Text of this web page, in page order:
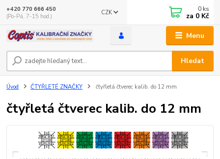
Menu
CZK
Hledat
+420 770 666 450
(Po-Pá, 7-15 hod.)
0 ks
za 0 Kč
Úvod ČTYŘLETÉ ZNAČKY čtyřletá čtverec kalib. do 12 mm
čtyřletá čtverec kalib. do 12 mm